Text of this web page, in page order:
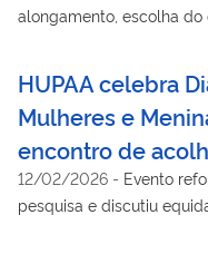
alongamento, escolha
HUPAA celebra
Mulheres e
encontro de
12/02/2026 - Evento
pesquisa e discutiu